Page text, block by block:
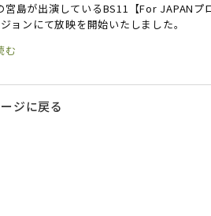
宮島が出演しているBS11【For JAPAN
ョンにて放映を開始いたしました。
む
ジに戻る